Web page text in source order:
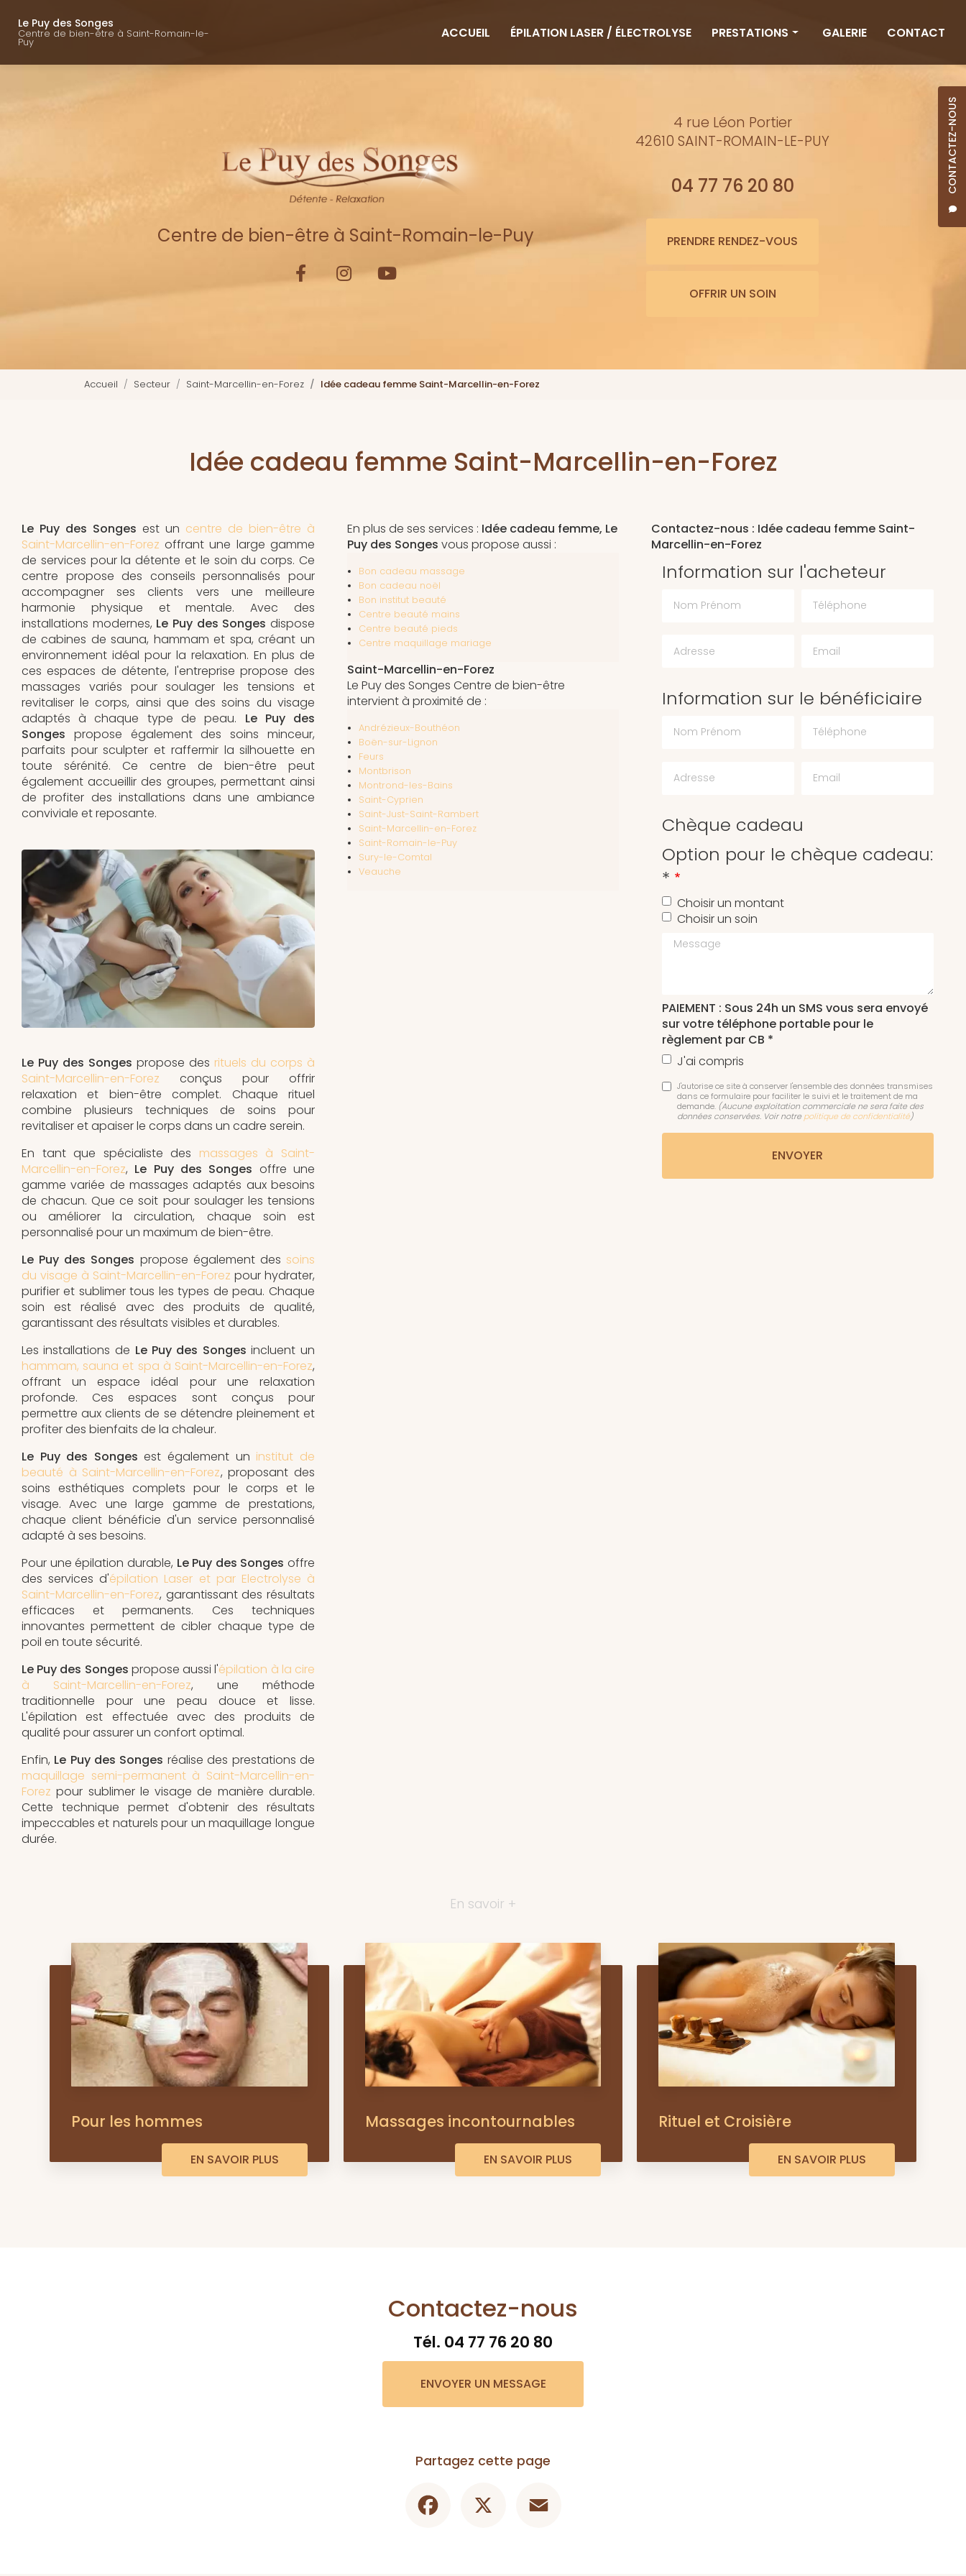
contenu
Le Puy des Songes
Centre de bien-être à Saint-Romain-le-
Puy
CONTACTEZ-NOUS
ACCUEIL
ÉPILATION LASER / ÉLECTROLYSE PRESTATIONS
Minceur
Bienfaits de l'eau
GALERIE CONTACT
Centre de bien-être à Saint-Romain-le-Puy
4 rue Léon Portier
42610 SAINT-ROMAIN-LE-PUY
04 77 76 20 80
PRENDRE RENDEZ-VOUS
OFFRIR UN SOIN
Accueil Secteur Saint-Marcellin-en-Forez Idée cadeau femme Saint-Marcellin-en-Forez
Idée cadeau femme Saint-Marcellin-en-Forez
Le Puy des Songes est un centre de bien-être à
Saint-Marcellin-en-Forez offrant une large gamme
de services pour la détente et le soin du corps. Ce
centre propose des conseils personnalisés pour
accompagner ses clients vers une meilleure
harmonie physique et mentale. Avec des
installations modernes, Le Puy des Songes dispose
de cabines de sauna, hammam et spa, créant un
environnement idéal pour la relaxation. En plus de
ces espaces de détente, l'entreprise propose des
massages variés pour soulager les tensions et
revitaliser le corps, ainsi que des soins du visage
adaptés à chaque type de peau. Le Puy des
Songes propose également des soins minceur,
parfaits pour sculpter et raffermir la silhouette en
toute sérénité. Ce centre de bien-être peut
également accueillir des groupes, permettant ainsi
de profiter des installations dans une ambiance
conviviale et reposante.
Le Puy des Songes propose des rituels du corps à
Saint-Marcellin-en-Forez conçus pour offrir
relaxation et bien-être complet. Chaque rituel
combine plusieurs techniques de soins pour
revitaliser et apaiser le corps dans un cadre serein.
En tant que spécialiste des massages à Saint-
Marcellin-en-Forez, Le Puy des Songes offre une
gamme variée de massages adaptés aux besoins
de chacun. Que ce soit pour soulager les tensions
ou améliorer la circulation, chaque soin est
personnalisé pour un maximum de bien-être.
Le Puy des Songes propose également des soins
du visage à Saint-Marcellin-en-Forez pour hydrater,
purifier et sublimer tous les types de peau. Chaque
soin est réalisé avec des produits de qualité,
garantissant des résultats visibles et durables.
Les installations de Le Puy des Songes incluent un
hammam, sauna et spa à Saint-Marcellin-en-Forez,
offrant un espace idéal pour une relaxation
profonde. Ces espaces sont conçus pour
permettre aux clients de se détendre pleinement et
profiter des bienfaits de la chaleur.
Le Puy des Songes est également un institut de
beauté à Saint-Marcellin-en-Forez, proposant des
soins esthétiques complets pour le corps et le
visage. Avec une large gamme de prestations,
chaque client bénéficie d'un service personnalisé
adapté à ses besoins.
Pour une épilation durable, Le Puy des Songes offre
des services d'épilation Laser et par Electrolyse à
Saint-Marcellin-en-Forez, garantissant des résultats
efficaces et permanents. Ces techniques
innovantes permettent de cibler chaque type de
poil en toute sécurité.
Le Puy des Songes propose aussi l'épilation à la cire
à Saint-Marcellin-en-Forez, une méthode
traditionnelle pour une peau douce et lisse.
L'épilation est effectuée avec des produits de
qualité pour assurer un confort optimal.
Enfin, Le Puy des Songes réalise des prestations de
maquillage semi-permanent à Saint-Marcellin-en-
Forez pour sublimer le visage de manière durable.
Cette technique permet d'obtenir des résultats
impeccables et naturels pour un maquillage longue
durée.
En plus de ses services : Idée cadeau femme, Le
Puy des Songes vous propose aussi :
Bon cadeau massage
Bon cadeau noël
Bon institut beauté
Centre beauté mains
Centre beauté pieds
Centre maquillage mariage
Saint-Marcellin-en-Forez
Le Puy des Songes Centre de bien-être
intervient à proximité de :
Andrézieux-Bouthéon
Boën-sur-Lignon
Feurs
Montbrison
Montrond-les-Bains
Saint-Cyprien
Saint-Just-Saint-Rambert
Saint-Marcellin-en-Forez
Saint-Romain-le-Puy
Sury-le-Comtal
Veauche
Contactez-nous : Idée cadeau femme Saint-
Marcellin-en-Forez
Information sur l'acheteur
Information sur le bénéficiaire
Chèque cadeau
Option pour le chèque cadeau:
*
Choisir un montant
Choisir un soin
Message
PAIEMENT : Sous 24h un SMS vous sera envoyé
sur votre téléphone portable pour le
règlement par CB *
J'ai compris
J'autorise ce site à conserver l'ensemble des données transmises
dans ce formulaire pour faciliter le suivi et le traitement de ma
demande. (Aucune exploitation commerciale ne sera faite des
données conservées. Voir notre politique de confidentialité)
En savoir +
Pour les hommes
EN SAVOIR PLUS
Massages incontournables
EN SAVOIR PLUS
Rituel et Croisière
EN SAVOIR PLUS
Contactez-nous
Tél. 04 77 76 20 80
ENVOYER UN MESSAGE
Partagez cette page